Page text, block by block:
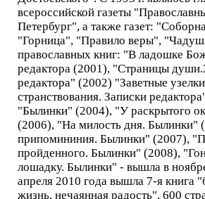
всероссийской газеты
Петербург", а также газет:
"Горница", "Правило веры",
православных книг: "В ладошке
редактора (2001), "Страницы
редактора" (2002) "Заветные
странствования. Записки
"Былинки" (2004), "У раскрытого
(2006), "На милость дня. Былинки"
припомининия. Былинки" (2007),
пройденного. Былинки" (2008),
лошадку. Былинки" - вышла в
апреля 2010 года вышла 7-я книга
жизнь, нечаянная радость", 600